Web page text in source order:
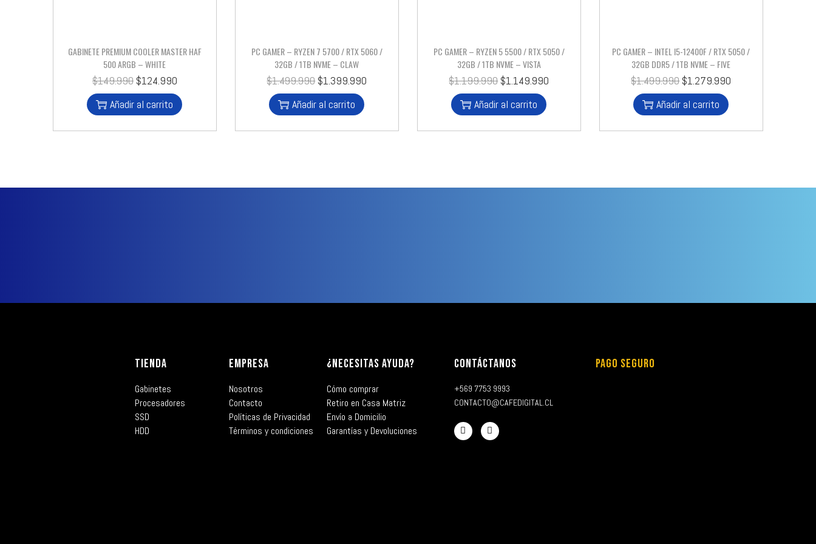
GABINETE PREMIUM COOLER MASTER HAF
500 ARGB – WHITE
$149.990 $124.990
Añadir al carrito
PC GAMER – RYZEN 7 5700 / RTX 5060 /
32GB / 1TB NVME – CLAW
$1.499.990$1.399.990
Añadir al carrito
PC GAMER – RYZEN 5 5500 / RTX 5050 /
32GB / 1TB NVME – VISTA
$1.199.990$1.149.990
Añadir al carrito
PC GAMER – INTEL I5-12400F / RTX 5050 /
32GB DDR5 / 1TB NVME – FIVE
$1.499.990$1.279.990
Añadir al carrito
TIENDA
Gabinetes
Procesadores
SSD
HDD
EMPRESA
Nosotros
Contacto
Políticas de Privacidad
Términos y condiciones
¿NECESITAS AYUDA?
Cómo comprar
Retiro en Casa Matriz
Envío a Domicilio
Garantías y Devoluciones
CONTÁCTANOS
+569 7753 9993
CONTACTO@CAFEDIGITAL.CL
PAGO SEGURO